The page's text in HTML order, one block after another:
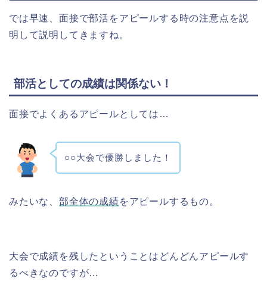
では早速、面接で部活をアピールする時の注意点を説
明して説明してきますね。
部活としての成績は関係ない！
面接でよくあるアピールとしては…
○○大会で優勝しました！
みたいな、 部全体の成績をアピールするもの。
大会で成績を残したということはどんどんアピールす
るべきなのですが…